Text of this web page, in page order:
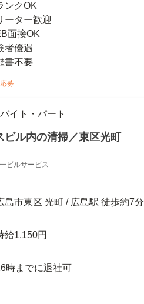
ンクOK
ーター歓迎
面接OK
者優遇
書不要
募
イト・パート
ビル内の清掃／東区光町
ビルサービス
島市東区 光町 / 広島駅 徒歩約7分
給1,150円
時までに退社可